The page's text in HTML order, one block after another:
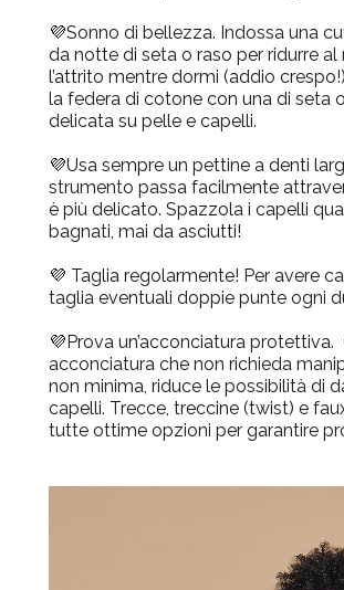
💜Sonno di bellezza. Indossa una
da notte di seta o raso per ridurre al
l’attrito mentre dormi (addio crespo!)
la federa di cotone con una di seta
delicata su pelle e capelli.
💜Usa sempre un pettine a denti
strumento passa facilmente
è più delicato. Spazzola i capelli
bagnati, mai da asciutti!
💜 Taglia regolarmente! Per avere
taglia eventuali doppie punte ogni
💜Prova un’acconciatura protettiva.
acconciatura che non richieda
non minima, riduce le possibilità di
capelli. Trecce, treccine (twist) e
tutte ottime opzioni per garantire